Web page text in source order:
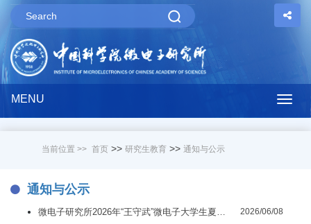
MENU
当前位置 >> 首页 >> 研究生教育 >> 通知与公示
通知与公示
微电子研究所2026年“王守武”微电子大学生夏令营报名通知 2026/06/08